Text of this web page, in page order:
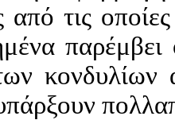
τις
κονδυλίων